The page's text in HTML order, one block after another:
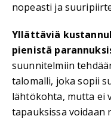
nopeasti ja
Yllättäviä
pienistä
suunnitelmiin
talomalli, joka sopii
lähtökohta, mutta ei
tapauksissa voidaan